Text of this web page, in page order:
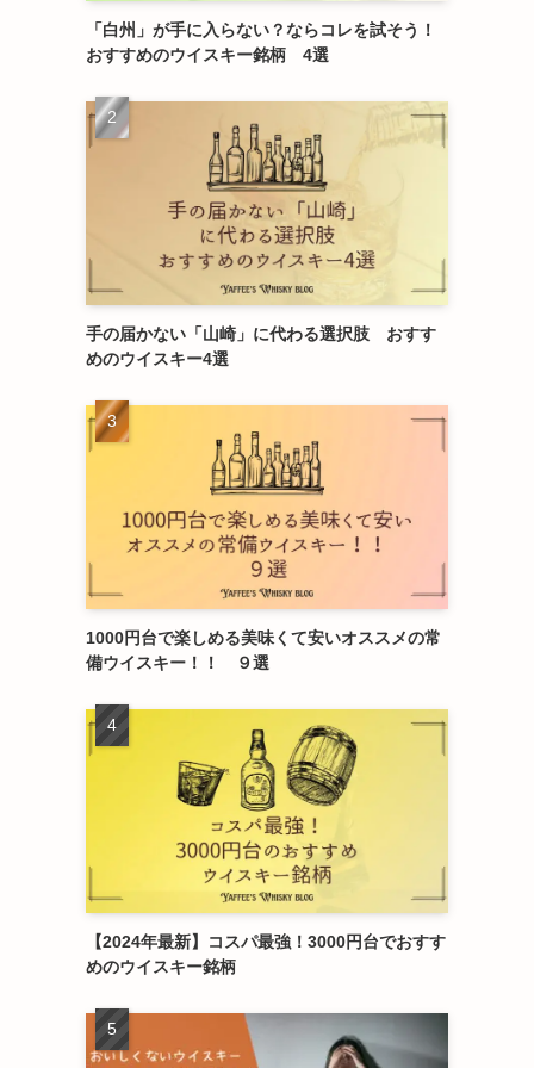
「白州」が手に入らない？ならコレを試そう！
おすすめのウイスキー銘柄 4選
手の届かない「山崎」に代わる選択肢 おすす
めのウイスキー4選
1000円台で楽しめる美味くて安いオススメの常
備ウイスキー！！ ９選
【2024年最新】コスパ最強！3000円台でおすす
めのウイスキー銘柄